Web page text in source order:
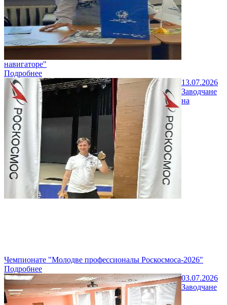
навигаторе"
Подробнее
13.07.2026
Заводчане
на
Чемпионате "Молодве профессионалы Роскосмоса-2026"
Подробнее
03.07.2026
Заводчане